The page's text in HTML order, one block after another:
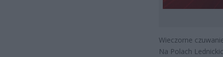
Wieczorne
Na Polach